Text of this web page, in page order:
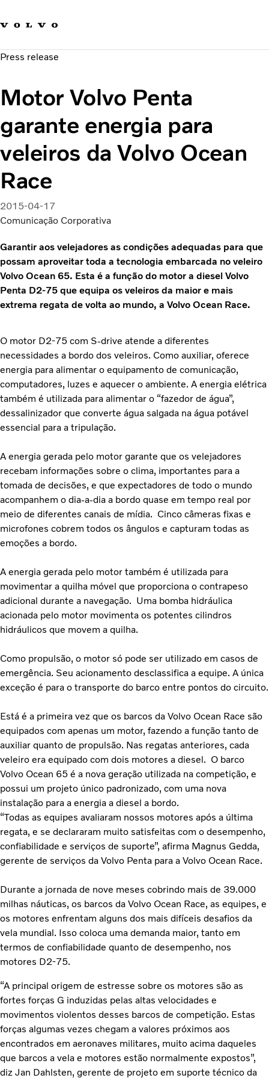
Carreira
Sustentabilidade e Segurança
Press release
Motor Volvo Penta
garante energia para
veleiros da Volvo Ocean
Race
2015-04-17
Comunicação Corporativa
Garantir aos velejadores as condições adequadas para que
possam aproveitar toda a tecnologia embarcada no veleiro
Volvo Ocean 65. Esta é a função do motor a diesel Volvo
Penta D2-75 que equipa os veleiros da maior e mais
extrema regata de volta ao mundo, a Volvo Ocean Race.
O motor D2-75 com S-drive atende a diferentes
necessidades a bordo dos veleiros. Como auxiliar, oferece
energia para alimentar o equipamento de comunicação,
computadores, luzes e aquecer o ambiente. A energia elétrica
também é utilizada para alimentar o “fazedor de água”,
dessalinizador que converte água salgada na água potável
essencial para a tripulação.
A energia gerada pelo motor garante que os velejadores
recebam informações sobre o clima, importantes para a
tomada de decisões, e que expectadores de todo o mundo
acompanhem o dia-a-dia a bordo quase em tempo real por
meio de diferentes canais de mídia. Cinco câmeras fixas e
microfones cobrem todos os ângulos e capturam todas as
emoções a bordo.
A energia gerada pelo motor também é utilizada para
movimentar a quilha móvel que proporciona o contrapeso
adicional durante a navegação. Uma bomba hidráulica
acionada pelo motor movimenta os potentes cilindros
hidráulicos que movem a quilha.
Como propulsão, o motor só pode ser utilizado em casos de
emergência. Seu acionamento desclassifica a equipe. A única
exceção é para o transporte do barco entre pontos do circuito.
Está é a primeira vez que os barcos da Volvo Ocean Race são
equipados com apenas um motor, fazendo a função tanto de
auxiliar quanto de propulsão. Nas regatas anteriores, cada
veleiro era equipado com dois motores a diesel. O barco
Volvo Ocean 65 é a nova geração utilizada na competição, e
possui um projeto único padronizado, com uma nova
instalação para a energia a diesel a bordo.
“Todas as equipes avaliaram nossos motores após a última
regata, e se declararam muito satisfeitas com o desempenho,
confiabilidade e serviços de suporte”, afirma Magnus Gedda,
gerente de serviços da Volvo Penta para a Volvo Ocean Race.
Durante a jornada de nove meses cobrindo mais de 39.000
milhas náuticas, os barcos da Volvo Ocean Race, as equipes, e
os motores enfrentam alguns dos mais difíceis desafios da
vela mundial. Isso coloca uma demanda maior, tanto em
termos de confiabilidade quanto de desempenho, nos
motores D2-75.
“A principal origem de estresse sobre os motores são as
fortes forças G induzidas pelas altas velocidades e
movimentos violentos desses barcos de competição. Estas
forças algumas vezes chegam a valores próximos aos
encontrados em aeronaves militares, muito acima daqueles
que barcos a vela e motores estão normalmente expostos”,
diz Jan Dahlsten, gerente de projeto em suporte técnico da